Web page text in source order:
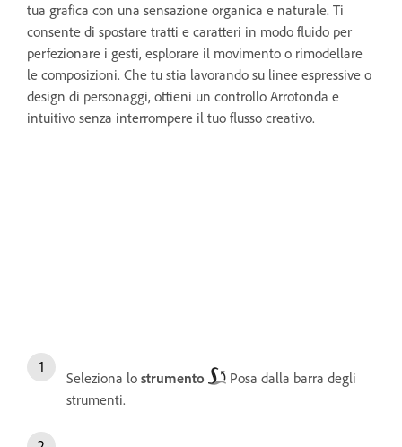
tua grafica con una sensazione organica e naturale. Ti
consente di spostare tratti e caratteri in modo fluido per
perfezionare i gesti, esplorare il movimento o rimodellare
le composizioni. Che tu stia lavorando su linee espressive o
design di personaggi, ottieni un controllo Arrotonda e
intuitivo senza interrompere il tuo flusso creativo.
Seleziona lo strumento
Posa dalla barra degli
strumenti.